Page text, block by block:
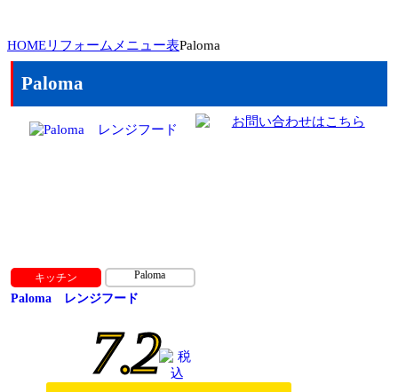
HOMEリフォームメニュー表Paloma
Paloma
キッチン Paloma
Paloma レンジフード
7.2